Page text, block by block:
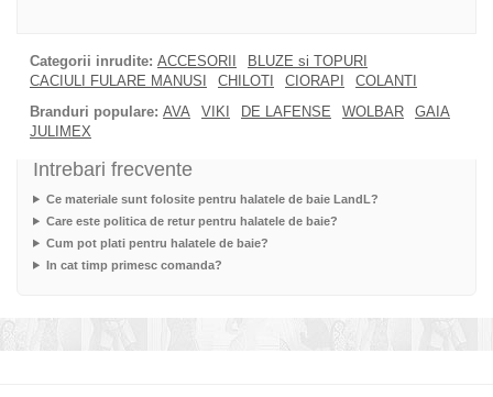
Categorii inrudite: ACCESORII
BLUZE si TOPURI
CACIULI FULARE MANUSI
CHILOTI CIORAPI
COLANTI
Branduri populare: AVA VIKI DE LAFENSE WOLBAR
GAIA
JULIMEX
Intrebari frecvente
Ce materiale sunt folosite pentru halatele de baie LandL?
Care este politica de retur pentru halatele de baie?
Cum pot plati pentru halatele de baie?
In cat timp primesc comanda?